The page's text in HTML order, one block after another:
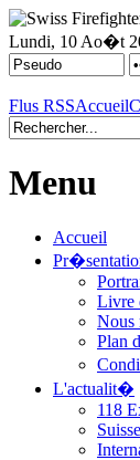
Lundi, 10 Ao�t
Flus RSSAccueil
Menu
Accueil
Livre
Nous
Plan
L'actualit�
118
Suisse